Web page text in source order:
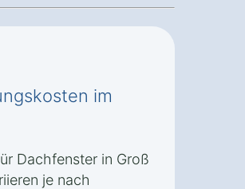
im
Dachfenster in Groß
je nach